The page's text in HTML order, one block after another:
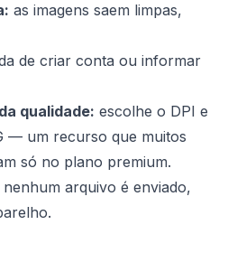
as imagens saem limpas,
de criar conta ou informar
qualidade: escolhe o DPI e
— um recurso que muitos
só no plano premium.
nenhum arquivo é enviado,